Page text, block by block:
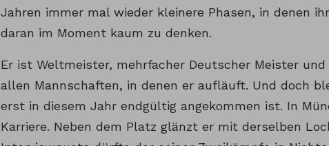
Jahren immer mal wieder kleinere Phasen, in denen
daran im Moment kaum zu denken.
Er ist Weltmeister, mehrfacher Deutscher Meister
allen Mannschaften, in denen er aufläuft. Und doch
erst in diesem Jahr endgültig angekommen ist. In
Karriere. Neben dem Platz glänzt er mit derselben